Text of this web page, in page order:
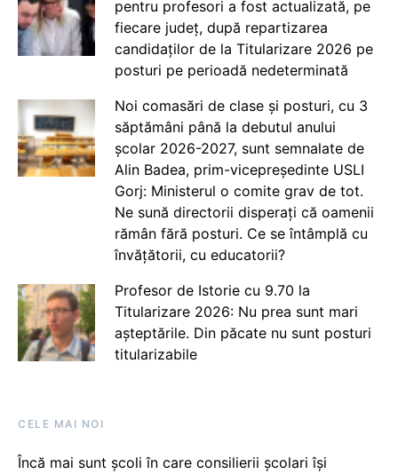
pentru profesori a fost actualizată, pe
fiecare județ, după repartizarea
candidaților de la Titularizare 2026 pe
posturi pe perioadă nedeterminată
Noi comasări de clase și posturi, cu 3
săptămâni până la debutul anului
școlar 2026-2027, sunt semnalate de
Alin Badea, prim-vicepreședinte USLI
Gorj: Ministerul o comite grav de tot.
Ne sună directorii disperați că oamenii
rămân fără posturi. Ce se întâmplă cu
învățătorii, cu educatorii?
Profesor de Istorie cu 9.70 la
Titularizare 2026: Nu prea sunt mari
așteptările. Din păcate nu sunt posturi
titularizabile
CELE MAI NOI
Încă mai sunt școli în care consilierii școlari își